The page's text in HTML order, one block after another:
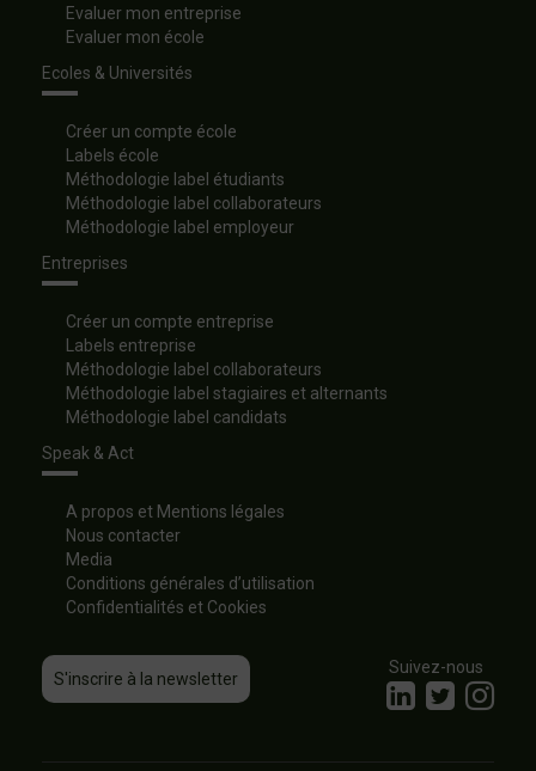
Evaluer mon entreprise
Evaluer mon école
Ecoles & Universités
Créer un compte école
Labels école
Méthodologie label étudiants
Méthodologie label collaborateurs
Méthodologie label employeur
Entreprises
Créer un compte entreprise
Labels entreprise
Méthodologie label collaborateurs
Méthodologie label stagiaires et alternants
Méthodologie label candidats
Speak & Act
A propos et Mentions légales
Nous contacter
Media
Conditions générales d’utilisation
Confidentialités et Cookies
S'inscrire à la newsletter
Suivez-nous